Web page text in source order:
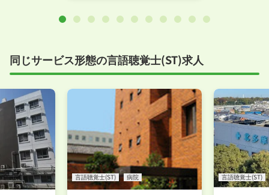
同じサービス形態の言語聴覚士(ST)求人
言語聴覚士(ST) 病院 言語聴覚士(ST)